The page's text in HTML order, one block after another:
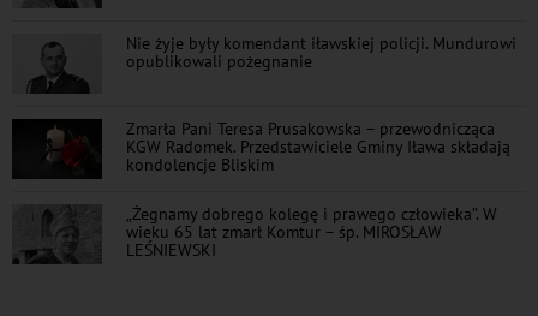
Nie żyje były komendant iławskiej policji. Mundurowi
opublikowali pożegnanie
Zmarła Pani Teresa Prusakowska – przewodnicząca
KGW Radomek. Przedstawiciele Gminy Iława składają
kondolencje Bliskim
„Żegnamy dobrego kolegę i prawego człowieka”. W
wieku 65 lat zmarł Komtur – śp. MIROSŁAW
LEŚNIEWSKI